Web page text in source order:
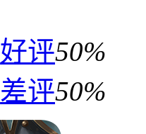
好评50%
差评50%